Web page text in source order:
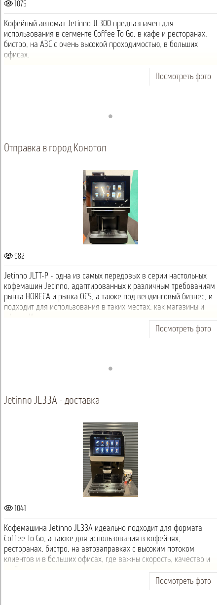
1075
Кофейный автомат Jetinno JL300 предназначен для
использования в сегменте Coffee To Go, в кафе и ресторанах,
бистро, на АЗС с очень высокой проходимостью, в больших
офисах.
Посмотреть фото
Отправка в город Конотоп
982
Jetinno JLTT-P - одна из самых передовых в серии настольных
кофемашин Jetinno, адаптированных к различным требованиям
рынка HORECA и рынка OCS, а также под вендинговый бизнес, и
подходит для использования в таких местах, как магазины и
офисы. Идеальн...
Посмотреть фото
Jetinno JL33А - доставка
1041
Кофемашина Jetinno JL33А идеально подходит для формата
Coffee To Go, а также для использования в кофейнях,
ресторанах, бистро, на автозаправках с высоким потоком
клиентов и в больших офисах, где важны скорость, качество и
стабильность приготовления н...
Посмотреть фото